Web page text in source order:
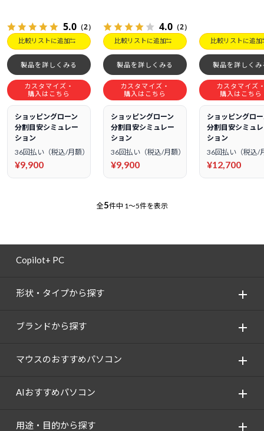
5.0 （2）
比較リストに追加
製品を詳しくみる
カスタマイズ・
購入はこちら
ショッピングローン
分割目安シミュレー
ション
36回払い（税込/月額）
¥9,900
4.0 （2）
比較リストに追加
製品を詳しくみる
カスタマイズ・
購入はこちら
ショッピングローン
分割目安シミュレー
ション
36回払い（税込/月額）
¥9,900
比較リストに追加
製品を詳しくみ
カスタマイズ
購入はこちら
ショッピングロ
分割目安シミュ
ション
36回払い（税込/
¥12,700
全5件中 1～5件を表示
Copilot+ PC
形状・タイプから探す
ブランドから探す
マウスのおすすめパソコン
AIおすすめパソコン
用途・目的から探す